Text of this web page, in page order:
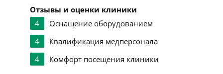
Отзывы и оценки клиники
4
Оснащение оборудованием
4
Квалификация медперсонала
4
Комфорт посещения клиники